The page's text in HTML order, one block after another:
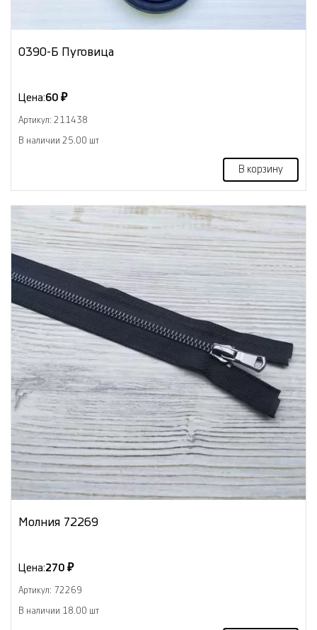
0390-Б Пуговица
Цена:60 ₽
Артикул: 211438
В наличии 25.00 шт
В корзину
Молния 72269
Цена:270 ₽
Артикул: 72269
В наличии 18.00 шт